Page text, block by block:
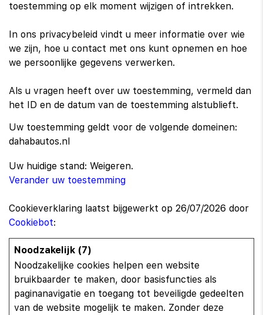
toestemming op elk moment wijzigen of intrekken.
In ons privacybeleid vindt u meer informatie over wie
we zijn, hoe u contact met ons kunt opnemen en hoe
we persoonlijke gegevens verwerken.
Als u vragen heeft over uw toestemming, vermeld dan
het ID en de datum van de toestemming alstublieft.
Uw toestemming geldt voor de volgende domeinen:
dahabautos.nl
Uw huidige stand: Weigeren.
Verander uw toestemming
Cookieverklaring laatst bijgewerkt op 26/07/2026 door
Cookiebot:
Noodzakelijk (7)
Noodzakelijke cookies helpen een website
bruikbaarder te maken, door basisfuncties als
paginanavigatie en toegang tot beveiligde gedeelten
van de website mogelijk te maken. Zonder deze